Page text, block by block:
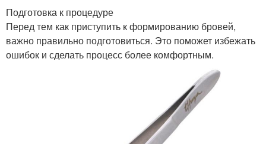
Подготовка к процедуре
Перед тем как приступить к формированию бровей,
важно правильно подготовиться. Это поможет избежать
ошибок и сделать процесс более комфортным.